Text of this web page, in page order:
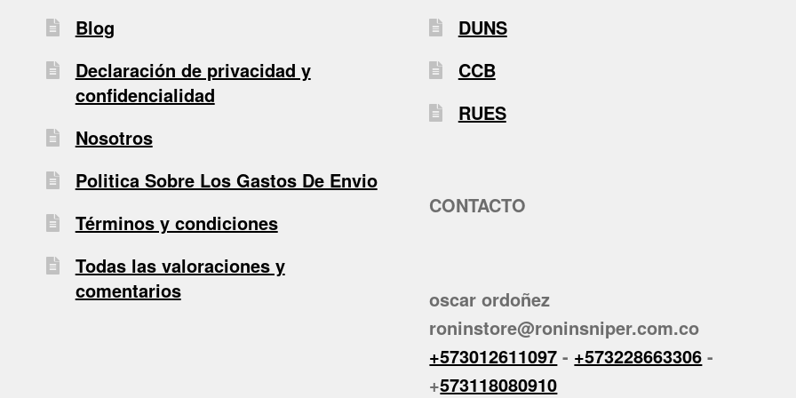
Blog
Declaración de privacidad y
confidencialidad
Nosotros
Politica Sobre Los Gastos De Envio
Términos y condiciones
Todas las valoraciones y
comentarios
DUNS
CCB
RUES
CONTACTO
oscar ordoñez
roninstore@roninsniper.com.co
+573012611097 - +573228663306 -
+573118080910